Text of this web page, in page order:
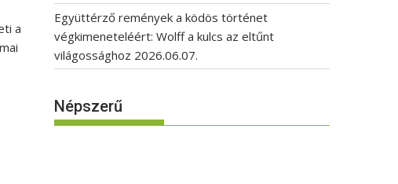
a
Együttérző remények a ködös történet
végkimeneteléért: Wolff a kulcs az eltűnt
világossághoz 2026.06.07.
Népszerű